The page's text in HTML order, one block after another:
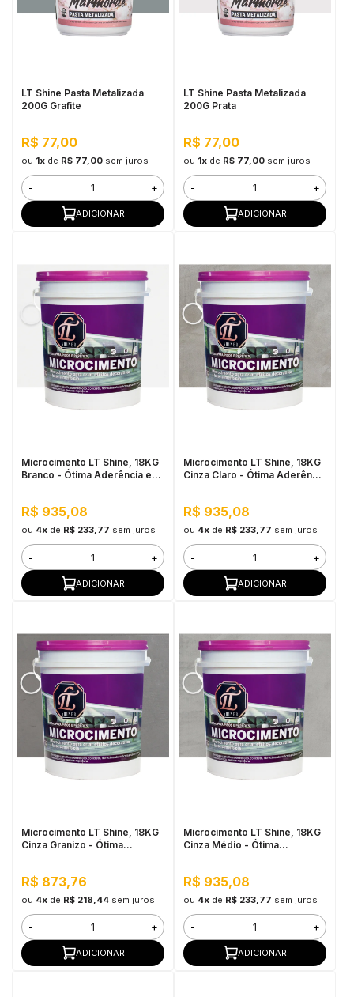
LT Shine Pasta Metalizada
200G Grafite
R$ 77,00
ou 1xde R$ 77,00 sem juros
- +
ADICIONAR
LT Shine Pasta Metalizada
200G Prata
R$ 77,00
ou 1xde R$ 77,00 sem juros
- +
ADICIONAR
Microcimento LT Shine, 18KG
Branco - Ótima Aderência e
R$ 935,08
ou 4xde R$ 233,77 sem juros
- +
ADICIONAR
Microcimento LT Shine, 18KG
Cinza Claro - Ótima Aderência
R$ 935,08
ou 4xde R$ 233,77 sem juros
- +
ADICIONAR
Microcimento LT Shine, 18KG
Cinza Granizo - Ótima
R$ 873,76
ou 4xde R$ 218,44 sem juros
- +
ADICIONAR
Microcimento LT Shine, 18KG
Cinza Médio - Ótima
R$ 935,08
ou 4xde R$ 233,77 sem juros
- +
ADICIONAR